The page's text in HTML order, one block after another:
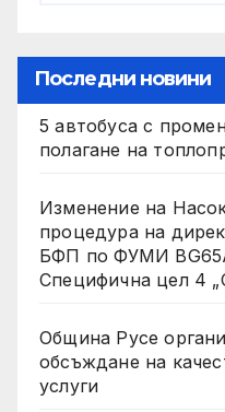
Последни новини
5 автобуса с
полагане на
Изменение на
процедура на
БФП по ФУМИ
Специфична цел 4
Община Русе
обсъждане на
услуги